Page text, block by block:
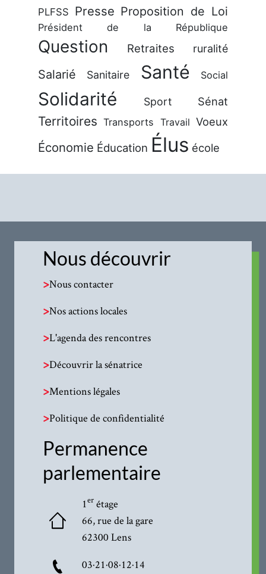
PLFSS Presse Proposition de Loi
Président de la République
Question Retraites ruralité
Salarié Sanitaire Santé Social
Solidarité Sport Sénat
Territoires Transports Travail Voeux
Économie Éducation Élus école
Nous découvrir
>Nous contacter
>Nos actions locales
>L'agenda des rencontres
>Découvrir la sénatrice
>Mentions légales
>Politique de confidentialité
Permanence
parlementaire
1erétage
66, rue de la gare
62300 Lens
03·21·08·12·14